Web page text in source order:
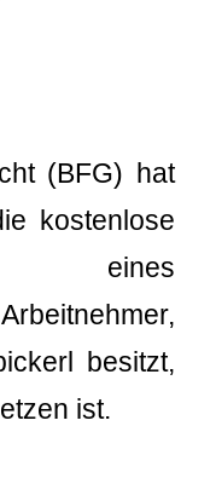
(BFG) hat
kostenlose
eines
besitzt,
ist.